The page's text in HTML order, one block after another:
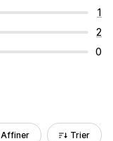
1
2
0
Affiner Trier